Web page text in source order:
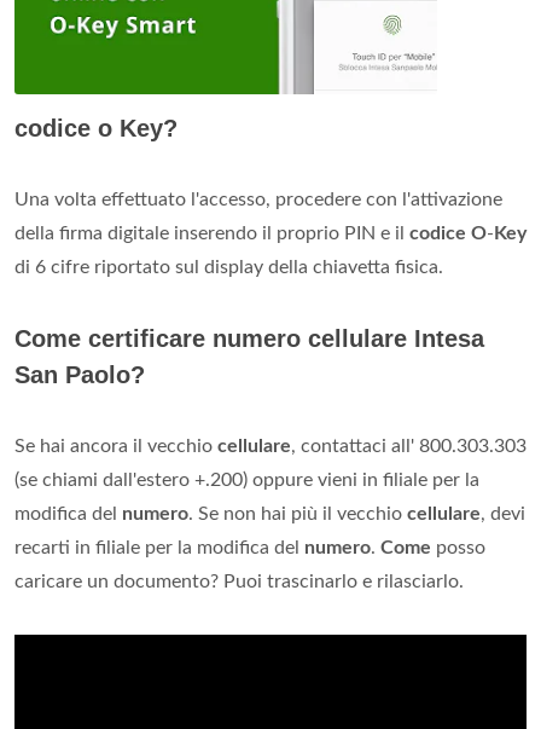
codice o Key?
Una volta effettuato l'accesso, procedere con l'attivazione
della firma digitale inserendo il proprio PIN e il codice O- Key
di 6 cifre riportato sul display della chiavetta fisica.
Come certificare numero cellulare Intesa
San Paolo?
Se hai ancora il vecchio cellulare, contattaci all' 800.303.303
(se chiami dall'estero +.200) oppure vieni in filiale per la
modifica del numero. Se non hai più il vecchio cellulare, devi
recarti in filiale per la modifica del numero. Come posso
caricare un documento? Puoi trascinarlo e rilasciarlo.